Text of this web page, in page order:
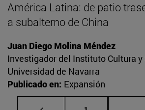
América Latina: de patio
a subalterno de China
Juan Diego Molina Méndez
Investigador del Instituto Cultura y
Universidad de Navarra
Publicado en: Expansión